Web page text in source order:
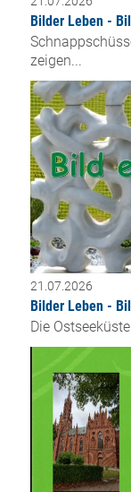
Bilder Leben -
zeigen...
21.07.2026
Bilder Leben -
Die